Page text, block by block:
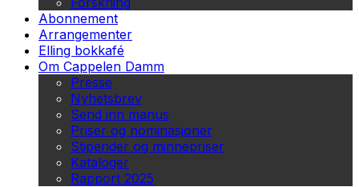
Abonnement
Arrangementer
Elling bokkafé
Om Cappelen Damm
Presse
Nyhetsbrev
Send inn manus
Priser og nominasjoner
Stipender og minnepriser
Kataloger
Rapport 2025